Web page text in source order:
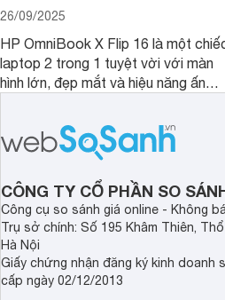
26/09/2025
HP OmniBook X Flip 16 là một
laptop 2 trong 1 tuyệt vời với màn
hình lớn, đẹp mắt và hiệu năng ấn
mức giá vô cùng hấp dẫn, biến nó trở
thành một lựa chọn “đáng đồng tiền
bát gạo” trên thị trường.
CÔNG TY CỔ PHẦN SO
Công cụ so sánh giá online - Không
Trụ sở chính: Số 195 Khâm Thiên,
Hà Nội
Giấy chứng nhận đăng ký kinh doanh
cấp ngày 02/12/2013